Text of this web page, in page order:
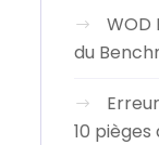
WOD
du
10